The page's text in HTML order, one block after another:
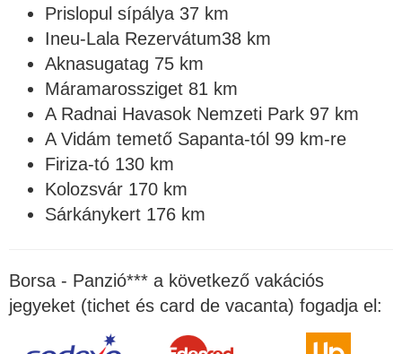
Prislopul sípálya 37 km
Ineu-Lala Rezervátum38 km
Aknasugatag 75 km
Máramarossziget 81 km
A Radnai Havasok Nemzeti Park 97 km
A Vidám temető Sapanta-tól 99 km-re
Firiza-tó 130 km
Kolozsvár 170 km
Sárkánykert 176 km
Borsa - Panzió*** a következő vakációs
jegyeket (tichet és card de vacanta) fogadja el: